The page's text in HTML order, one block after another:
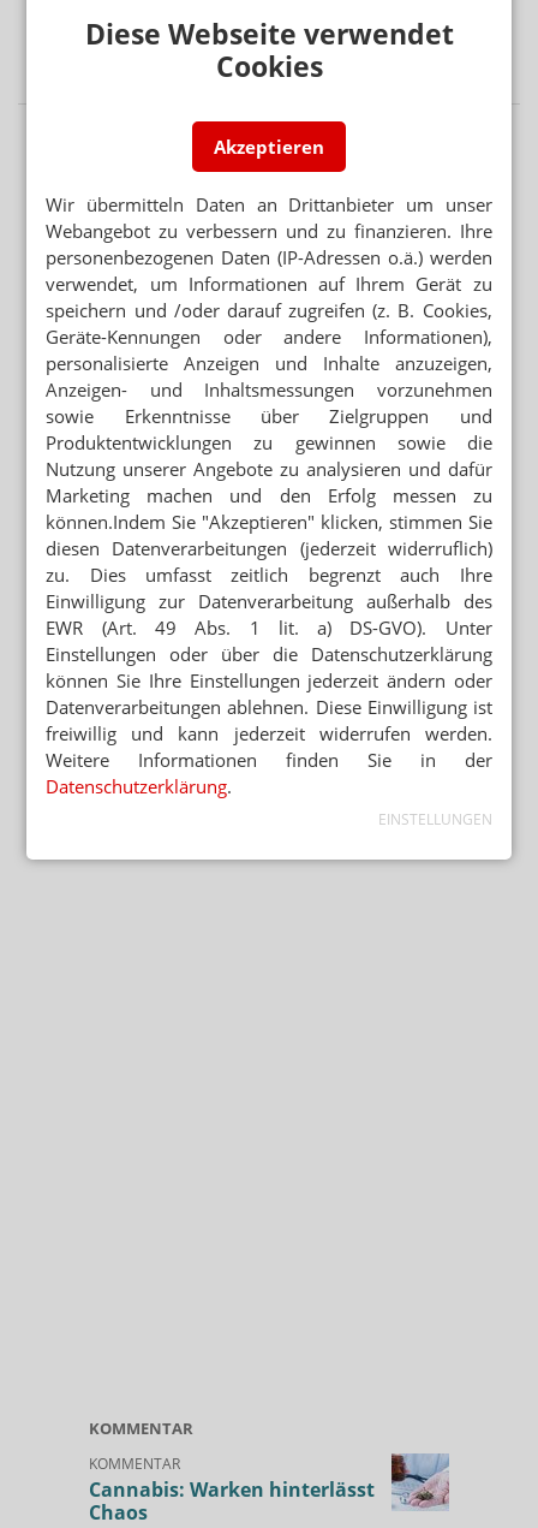
Diese Webseite verwendet
Cookies
Akzeptieren
Wir übermitteln Daten an Drittanbieter um unser
Webangebot zu verbessern und zu finanzieren. Ihre
personenbezogenen Daten (IP-Adressen o.ä.) werden
verwendet, um Informationen auf Ihrem Gerät zu
speichern und /oder darauf zugreifen (z. B. Cookies,
Geräte-Kennungen oder andere Informationen),
personalisierte Anzeigen und Inhalte anzuzeigen,
Anzeigen- und Inhaltsmessungen vorzunehmen
sowie Erkenntnisse über Zielgruppen und
Produktentwicklungen zu gewinnen sowie die
Nutzung unserer Angebote zu analysieren und dafür
Marketing machen und den Erfolg messen zu
können.Indem Sie "Akzeptieren" klicken, stimmen Sie
diesen Datenverarbeitungen (jederzeit widerruflich)
zu. Dies umfasst zeitlich begrenzt auch Ihre
Einwilligung zur Datenverarbeitung außerhalb des
EWR (Art. 49 Abs. 1 lit. a) DS-GVO). Unter
Einstellungen oder über die Datenschutzerklärung
können Sie Ihre Einstellungen jederzeit ändern oder
Datenverarbeitungen ablehnen. Diese Einwilligung ist
freiwillig und kann jederzeit widerrufen werden.
Weitere Informationen finden Sie in der
Datenschutzerklärung.
EINSTELLUNGEN
BEISSENDE SPINNENTIER-LARVEN
Juckender Ausschlag: FAQ zu Herbstgrasmilben
KOMMENTAR
KOMMENTAR
Cannabis: Warken hinterlässt
Chaos